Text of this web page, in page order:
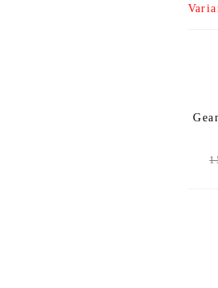
a
fost:
este: